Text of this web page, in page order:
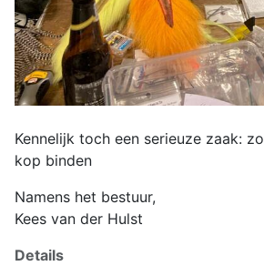
Kennelijk toch een serieuze zaak:
kop binden
Namens het bestuur,
Kees van der Hulst
Details